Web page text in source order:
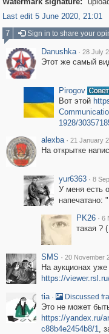
Last edit 5 June 2020, 21:01
7
Sign in to share your
Danushka · 28 July
Этот же самый
Pirogov
Вот этой
1928/
alexba · 21 January
На открытке
yur6363 · 8
У меня есть
напечатано:
PK26 · 6
такая ? (
SMS · 20 November
На аукционах
https://
tia · Discussed
Это не может
https://yandex.ru/
c88b4e2454b8/1,